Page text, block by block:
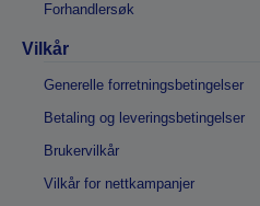
Forhandlersøk
Vilkår
Generelle forretningsbetingelser
Betaling og leveringsbetingelser
Brukervilkår
Vilkår for nettkampanjer